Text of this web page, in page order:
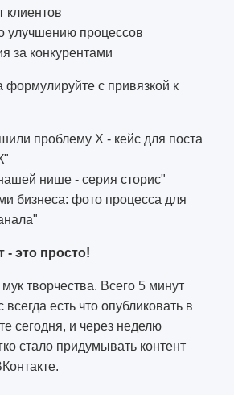
клиентов
улучшению процессов
за конкурентами
формулируйте с привязкой к
проблему X - кейс для поста
нише - серия сторис"
бизнеса: фото процесса для
- это просто!
творчества. Всего 5 минут
есть что опубликовать в
сегодня, и через неделю
стало придумывать контент